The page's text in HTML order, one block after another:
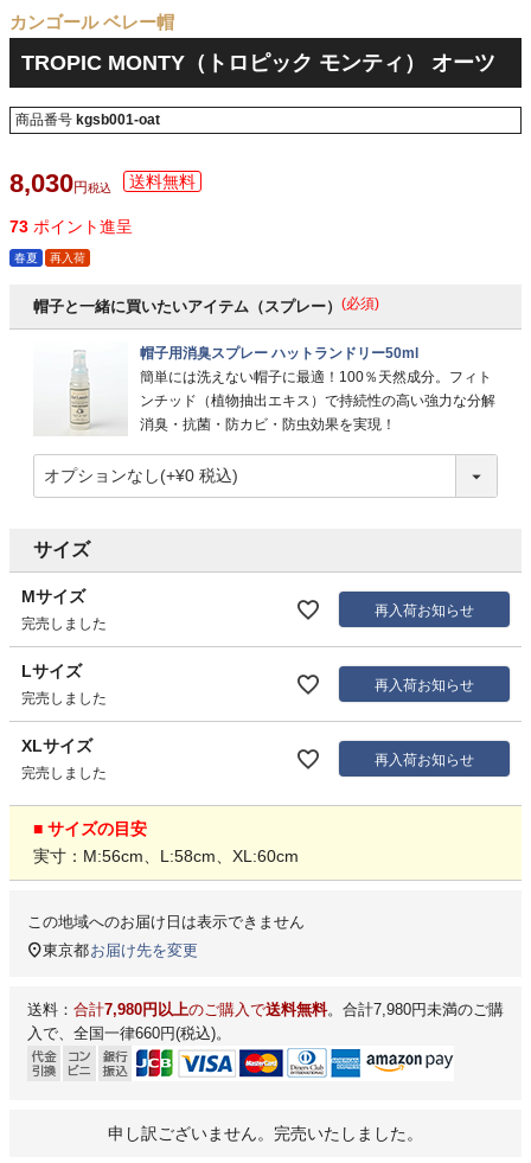
カンゴール ベレー帽
TROPIC MONTY（トロピック モンティ） オーツ
商品番号 kgsb001-oat
8,030 税込
73 ポイント進呈
春夏 再入荷
帽子と一緒に買いたいアイテム（スプレー） (必須)
帽子用消臭スプレー ハットランドリー50ml
簡単には洗えない帽子に最適！100％天然成分。フィト
ンチッド（植物抽出エキス）で持続性の高い強力な分解
消臭・抗菌・防カビ・防虫効果を実現！
サイズ
Mサイズ
完売しました
再入荷お知らせ
Lサイズ
完売しました
再入荷お知らせ
XLサイズ
完売しました
再入荷お知らせ
■ サイズの目安
実寸：M:56cm、L:58cm、XL:60cm
この地域へのお届け日は表示できません
東京都お届け先を変更
送料： 合計7,980円以上のご購入で送料無料。合計7,980円未満のご購
入で、全国一律660円(税込)。
申し訳ございません。完売いたしました。